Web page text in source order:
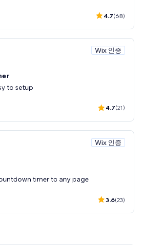
4.7(68)
Wix 인증
to setup
4.7(21)
Wix 인증
timer to any page
3.6(23)